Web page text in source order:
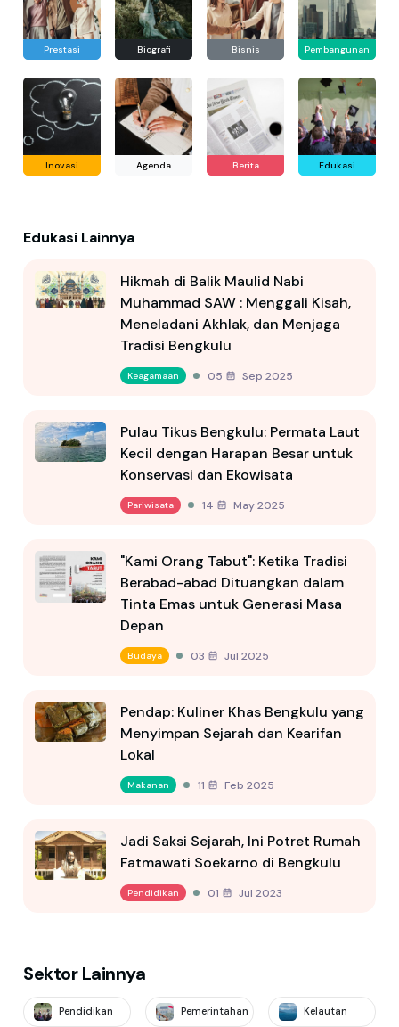
Prestasi Biografi Bisnis Pembangunan
Inovasi Agenda Berita Edukasi
Edukasi Lainnya
Hikmah di Balik Maulid Nabi
Muhammad SAW : Menggali Kisah,
Meneladani Akhlak, dan Menjaga
Tradisi Bengkulu
Keagamaan 05 Sep 2025
Pulau Tikus Bengkulu: Permata Laut
Kecil dengan Harapan Besar untuk
Konservasi dan Ekowisata
Pariwisata 14 May 2025
"Kami Orang Tabut": Ketika Tradisi
Berabad-abad Dituangkan dalam
Tinta Emas untuk Generasi Masa
Depan
Budaya 03 Jul 2025
Pendap: Kuliner Khas Bengkulu yang
Menyimpan Sejarah dan Kearifan
Lokal
Makanan 11 Feb 2025
Jadi Saksi Sejarah, Ini Potret Rumah
Fatmawati Soekarno di Bengkulu
Pendidikan 01 Jul 2023
Sektor Lainnya
Pendidikan Pemerintahan Kelautan